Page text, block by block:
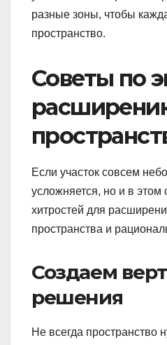
разные зоны, чтобы
пространство.
Советы по
Если участок совсем
усложняется, но и в этом
хитростей для
пространства и
Создаем
решения
Не всегда пространство